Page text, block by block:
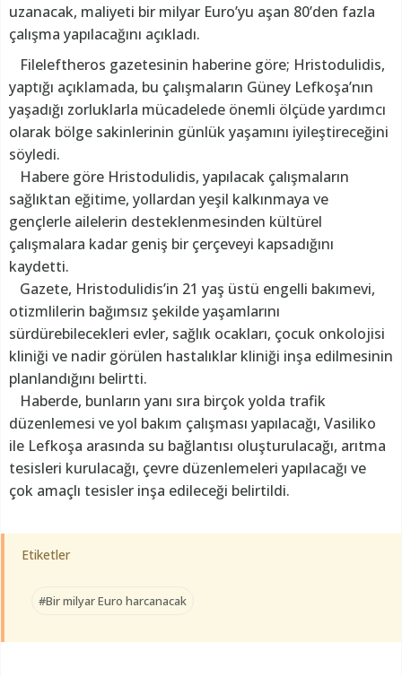
uzanacak, maliyeti bir milyar Euro’yu aşan 80’den fazla
çalışma yapılacağını açıkladı.
Fileleftheros gazetesinin haberine göre; Hristodulidis,
yaptığı açıklamada, bu çalışmaların Güney Lefkoşa’nın
yaşadığı zorluklarla mücadelede önemli ölçüde yardımcı
olarak bölge sakinlerinin günlük yaşamını iyileştireceğini
söyledi.
Habere göre Hristodulidis, yapılacak çalışmaların
sağlıktan eğitime, yollardan yeşil kalkınmaya ve
gençlerle ailelerin desteklenmesinden kültürel
çalışmalara kadar geniş bir çerçeveyi kapsadığını
kaydetti.
Gazete, Hristodulidis’in 21 yaş üstü engelli bakımevi,
otizmlilerin bağımsız şekilde yaşamlarını
sürdürebilecekleri evler, sağlık ocakları, çocuk onkolojisi
kliniği ve nadir görülen hastalıklar kliniği inşa edilmesinin
planlandığını belirtti.
Haberde, bunların yanı sıra birçok yolda trafik
düzenlemesi ve yol bakım çalışması yapılacağı, Vasiliko
ile Lefkoşa arasında su bağlantısı oluşturulacağı, arıtma
tesisleri kurulacağı, çevre düzenlemeleri yapılacağı ve
çok amaçlı tesisler inşa edileceği belirtildi.
Etiketler
#Bir milyar Euro harcanacak